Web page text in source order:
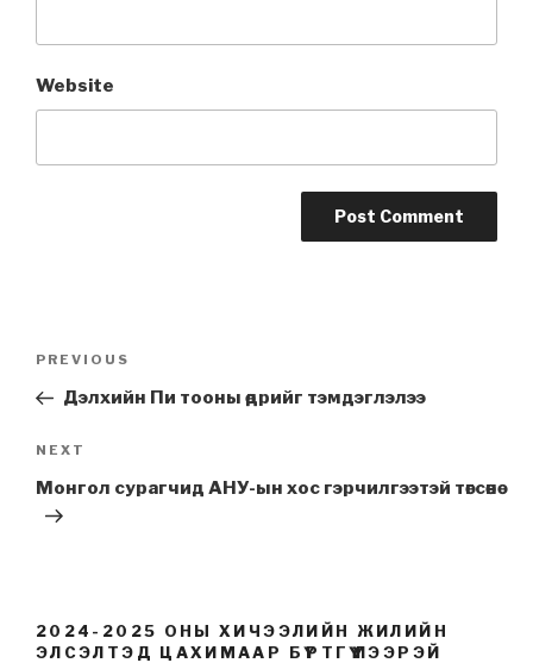
Website
Post
Previous
Post
PREVIOUS
Дэлхийн Пи тооны өдрийг тэмдэглэлээ
Next
Post
NEXT
Монгол сурагчид АНУ-ын хос гэрчилгээтэй төгсөнө
2024-2025 ОНЫ ХИЧЭЭЛИЙН ЖИЛИЙН
ЭЛСЭЛТЭД ЦАХИМААР БҮРТГҮҮЛЭЭРЭЙ